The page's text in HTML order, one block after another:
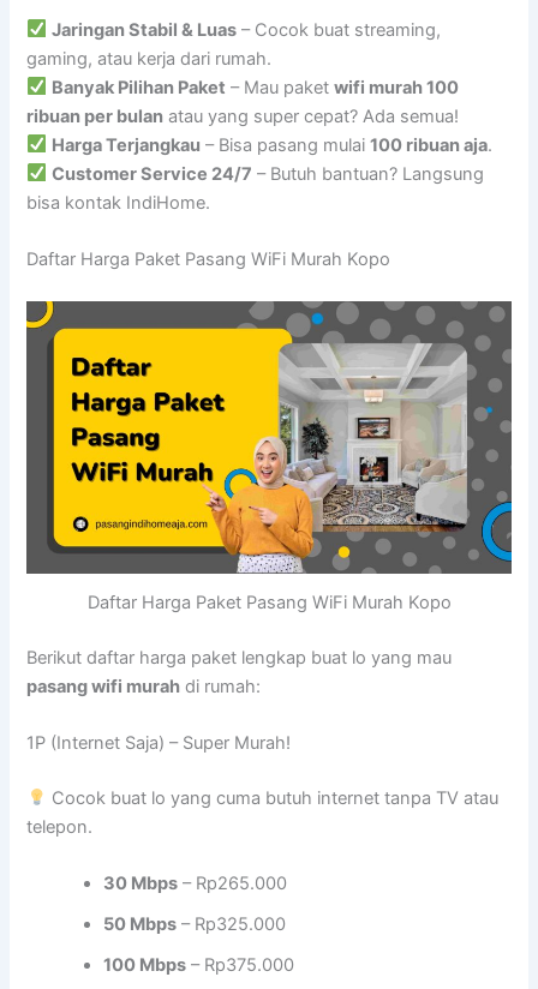
Jaringan Stabil & Luas – Cocok buat streaming,
gaming, atau kerja dari rumah.
Banyak Pilihan Paket – Mau paketwifi murah 100
ribuan per bulan atau yang super cepat? Ada semua!
Harga Terjangkau – Bisa pasang mulai100 ribuan aja.
Customer Service 24/7 – Butuh bantuan? Langsung
bisa kontak IndiHome.
Daftar Harga Paket Pasang WiFi Murah Kopo
Daftar Harga Paket Pasang WiFi Murah Kopo
Berikut daftar harga paket lengkap buat lo yang mau
pasang wifi murah di rumah:
1P (Internet Saja) – Super Murah!
Cocok buat lo yang cuma butuh internet tanpa TV atau
telepon.
30 Mbps – Rp265.000
50 Mbps – Rp325.000
100 Mbps – Rp375.000